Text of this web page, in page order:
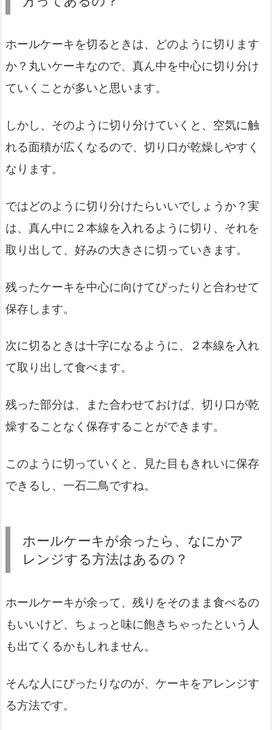
ホールケーキを切るときは、どのように切ります
か？丸いケーキなので、真ん中を中心に切り分け
ていくことが多いと思います。
しかし、そのように切り分けていくと、空気に触
れる面積が広くなるので、切り口が乾燥しやすく
なります。
ではどのように切り分けたらいいでしょうか？実
は、真ん中に２本線を入れるように切り、それを
取り出して、好みの大きさに切っていきます。
残ったケーキを中心に向けてぴったりと合わせて
保存します。
次に切るときは十字になるように、２本線を入れ
て取り出して食べます。
残った部分は、また合わせておけば、切り口が乾
燥することなく保存することができます。
このように切っていくと、見た目もきれいに保存
できるし、一石二鳥ですね。
ホールケーキが余ったら、なにかア
レンジする方法はあるの？
ホールケーキが余って、残りをそのまま食べるの
もいいけど、ちょっと味に飽きちゃったという人
も出てくるかもしれません。
そんな人にぴったりなのが、ケーキをアレンジす
る方法です。